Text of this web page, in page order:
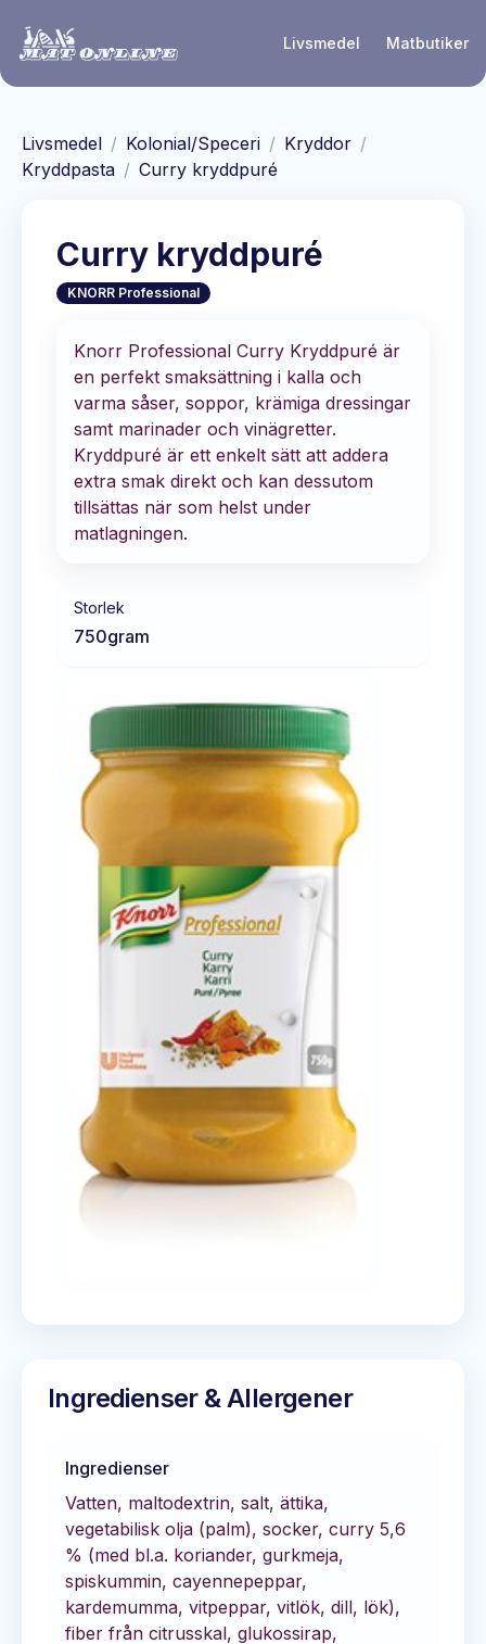
Livsmedel Matbutiker
Livsmedel / Kolonial/Speceri / Kryddor /
Kryddpasta / Curry kryddpuré
Curry kryddpuré
KNORR Professional
Knorr Professional Curry Kryddpuré är
en perfekt smaksättning i kalla och
varma såser, soppor, krämiga dressingar
samt marinader och vinägretter.
Kryddpuré är ett enkelt sätt att addera
extra smak direkt och kan dessutom
tillsättas när som helst under
matlagningen.
Storlek
750gram
Ingredienser & Allergener
Ingredienser
Vatten, maltodextrin, salt, ättika,
vegetabilisk olja (palm), socker, curry 5,6
% (med bl.a. koriander, gurkmeja,
spiskummin, cayennepeppar,
kardemumma, vitpeppar, vitlök, dill, lök),
fiber från citrusskal, glukossirap,